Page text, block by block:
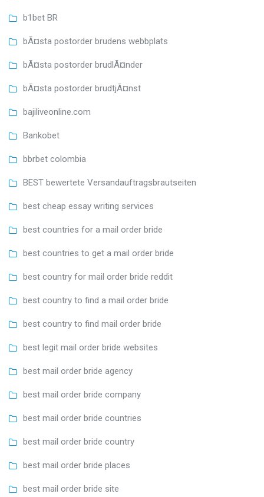
b1bet BR
bÃ¤sta postorder brudens webbplats
bÃ¤sta postorder brudlÃ¤nder
bÃ¤sta postorder brudtjÃ¤nst
bajiliveonline.com
Bankobet
bbrbet colombia
BEST bewertete Versandauftragsbrautseiten
best cheap essay writing services
best countries for a mail order bride
best countries to get a mail order bride
best country for mail order bride reddit
best country to find a mail order bride
best country to find mail order bride
best legit mail order bride websites
best mail order bride agency
best mail order bride company
best mail order bride countries
best mail order bride country
best mail order bride places
best mail order bride site